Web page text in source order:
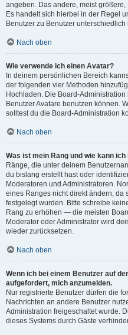
angeben. Das andere, meist größere,
Es handelt sich hierbei in der Regel
Benutzer zu Benutzer unterschiedlich
Nach oben
Wie verwende ich einen Avatar?
In deinem persönlichen Bereich
der folgenden vier Methoden
Hochladen. Die Board-
Benutzer Avatare benutzen können.
solltest du die Board-Administration
Nach oben
Was ist mein Rang und wie kann ich
Ränge, die unter deinem
du bislang erstellt hast oder
Moderatoren und Administratoren.
eines Ranges nicht direkt ändern, da
festgelegt wurden. Bitte schreibe
Rang zu erhöhen — die meisten
Moderator oder Administrator wird
wieder zurücksetzen.
Nach oben
Wenn ich bei einem Benutzer auf
aufgefordert, mich anzumelden.
Nur registrierte Benutzer dürfen die
Nachrichten an andere Benutzer
Administration freigeschaltet wurde.
dieses Systems durch Gäste